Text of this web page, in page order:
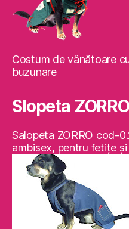
Costum de vânătoare
buzunare
Slopeta
Salopeta ZORRO cod-
ambisex, pentru fetiţe şi